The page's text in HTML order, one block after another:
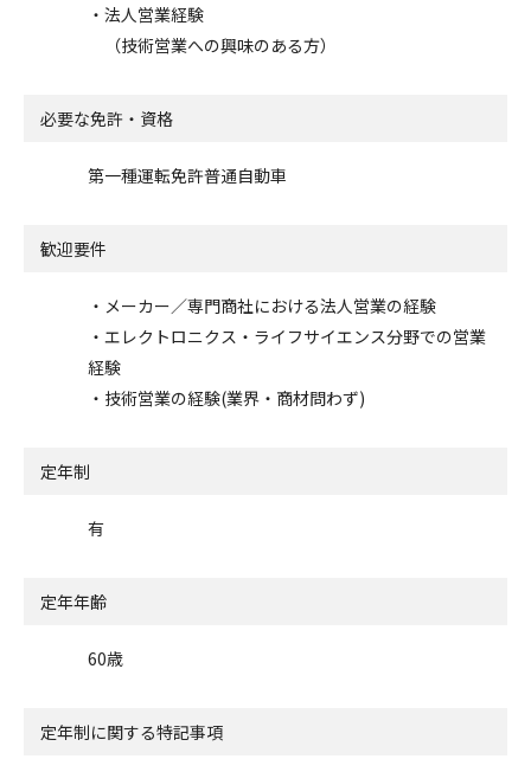
・法人営業経験
（技術営業への興味のある方）
必要な免許・資格
第一種運転免許普通自動車
歓迎要件
・メーカー／専門商社における法人営業の経験
・エレクトロニクス・ライフサイエンス分野での営業
経験
・技術営業の経験(業界・商材問わず)
定年制
有
定年年齢
60歳
定年制に関する特記事項